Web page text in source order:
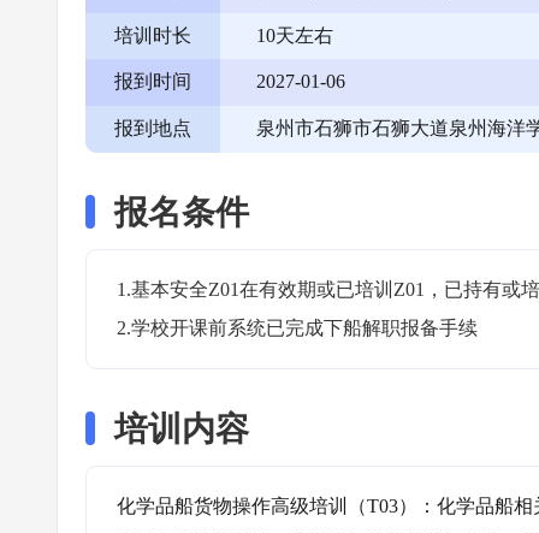
培训时长 10天左右
报到时间 2027-01-06
报到地点 泉州市石狮市石狮大道泉州海洋
报名条件
1.基本安全Z01在有效期或已培训Z01，已持有或
2.学校开课前系统已完成下船解职报备手续
培训内容
化学品船货物操作高级培训（T03）：化学品船